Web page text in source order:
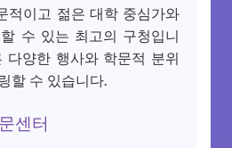
적이고 젊은 대학 중심가와
수 있는 최고의 구청입니
다양한 행사와 학문적 분위
할 수 있습니다.
센터